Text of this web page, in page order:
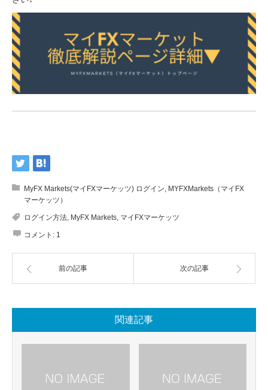
MyFX Markets(マイFXマーケッツ) ログイン, MYFXMarkets（マイFX
マーケッツ）
ログイン方法, MyFX Markets, マイFXマーケッツ
コメント: 1
前の記事 次の記事
関連記事